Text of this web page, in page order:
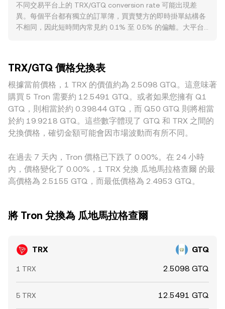
或下架決策、以及與穩定幣法規相關的政策，皆可能改變資金
流向與市場情緒，進而反映在 conversion rate 上。技術層面
上，TRX 永續合約資金費率的正負與幅度，期權到期集中日的
Σ(Price_i × Volume_i) / Σ Volume_i，成交量較大的市場對
VWAP 的影響更大。對於單筆折算而言，若以某一時刻的
TRX/GTQ conversion rate 計價，則 GTQ 價值 = TRX 數量 ×
（AMM）機制，遵循 x × y = k 的恆定乘積公式，其中 x 與 y
分別代表池中兩種資產（例如 TRX 與 USDT）的儲備量，瞬
時價格可近似為 y/x；當大額交易改變池中儲備比例時，價格
隨之移動，進而間接影響以 GTQ 折算的 TRX/GTQ 價位。
不同交易平台上的 TRX/GTQ conversion rate 可能出現差
異。每個平台都有獨立的訂單簿，買賣雙方的即時掛單結構各
不相同，因此短時間內常見約 0.1% 至 0.5% 的偏離。大平台
便利度與成本，可能導致 GTQ 場景下的溢價或折價。此外，
很多場內報價並非直接以 TRX/GTQ 形成，而是透過
TRX/USDT 再換算成 USDT/GTQ，若 USDT 在當地相對 GTQ
存在基差（溢折價），這會傳導至最終的 TRX/GTQ 報價。跨
平台套利雖能在一定程度上收斂價差，但受限於手續費、入出
金耗時、風險控制與法規差異，收斂並非即時且並不完美，因
此各交易所之間仍可能維持小幅度的價差。
TRX/GTQ 價格兌換表
根據當前價格，1 TRX 的價值約為 2.5098 GTQ。這意味著
購買 5 Tron 需要約 12.5491 GTQ。或者如果您擁有 Q1
GTQ，則相當於約 0.39844 GTQ，而 Q50 GTQ 則將相當
於約 19.9218 GTQ。這些數字體現了 GTQ 和 TRX 之間的
兌換價格，確切金額可能會因市場波動而有所不同。
在過去 7 天內，Tron 價格已下跌了 0.00%。在 24 小時
內，價格變化了 0.00%，1 TRX 兌換 瓜地馬拉格查爾 的最
高價格為 2.5155 GTQ，而最低價格為 2.4953 GTQ。
將 Tron 兌換為 瓜地馬拉格查爾
TRX GTQ
1 TRX 2.5098 GTQ
5 TRX 12.5491 GTQ